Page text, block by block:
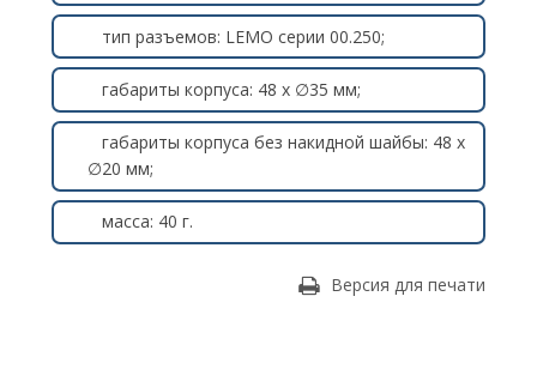
тип разъемов: LEMO серии 00.250;
габариты корпуса: 48 х ∅35 мм;
габариты корпуса без накидной шайбы: 48 х
∅20 мм;
масса: 40 г.
Версия для печати